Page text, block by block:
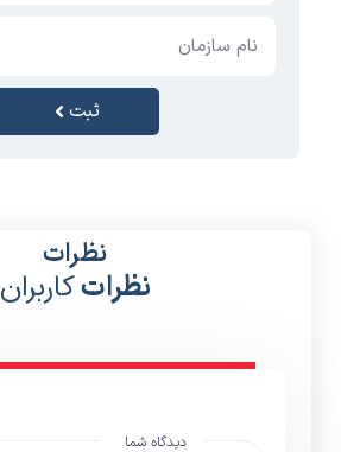
ثبت
نظرات
نظراتکاربران
دیدگاه شما